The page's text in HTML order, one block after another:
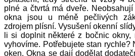
plné a čtvrtá má dveře.
okna jsou u méně pečlivých
zdrojem plísní. Vysušení okenní
li si doplnit některé z bočnic
vyhovíme. Potřebujete stan rychle?
oken. Okna se dají dodělat